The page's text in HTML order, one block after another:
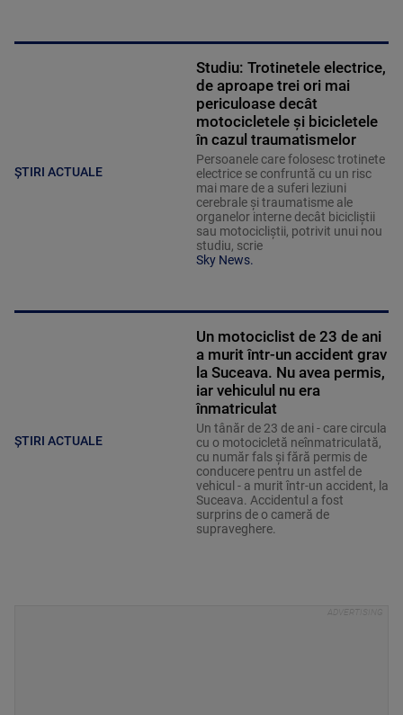
ȘTIRI ACTUALE
Studiu: Trotinetele electrice,
de aproape trei ori mai
periculoase decât
motocicletele și bicicletele
în cazul traumatismelor
Persoanele care folosesc trotinete
electrice se confruntă cu un risc
mai mare de a suferi leziuni
cerebrale și traumatisme ale
organelor interne decât bicicliștii
sau motocicliștii, potrivit unui nou
studiu, scrie
Sky News.
ȘTIRI ACTUALE
Un motociclist de 23 de ani
a murit într-un accident grav
la Suceava. Nu avea permis,
iar vehiculul nu era
înmatriculat
Un tânăr de 23 de ani - care circula
cu o motocicletă neînmatriculată,
cu număr fals și fără permis de
conducere pentru un astfel de
vehicul - a murit într-un accident, la
Suceava. Accidentul a fost
surprins de o cameră de
supraveghere.